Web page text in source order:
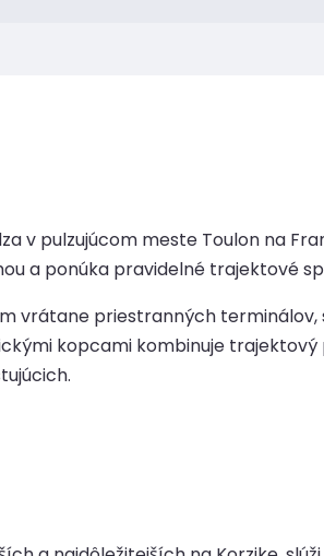
v pulzujúcom meste Toulon na
a ponúka pravidelné trajektové
vrátane priestranných
kopcami kombinuje